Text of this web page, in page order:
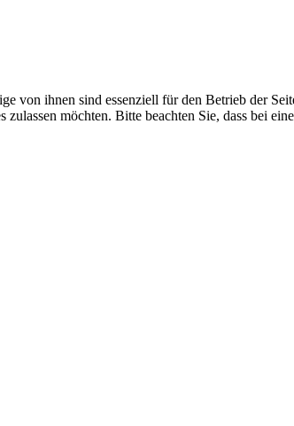
von ihnen sind essenziell für den Betrieb der
zulassen möchten. Bitte beachten Sie, dass bei